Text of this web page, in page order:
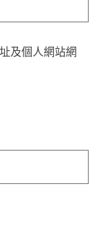
及個人網站網